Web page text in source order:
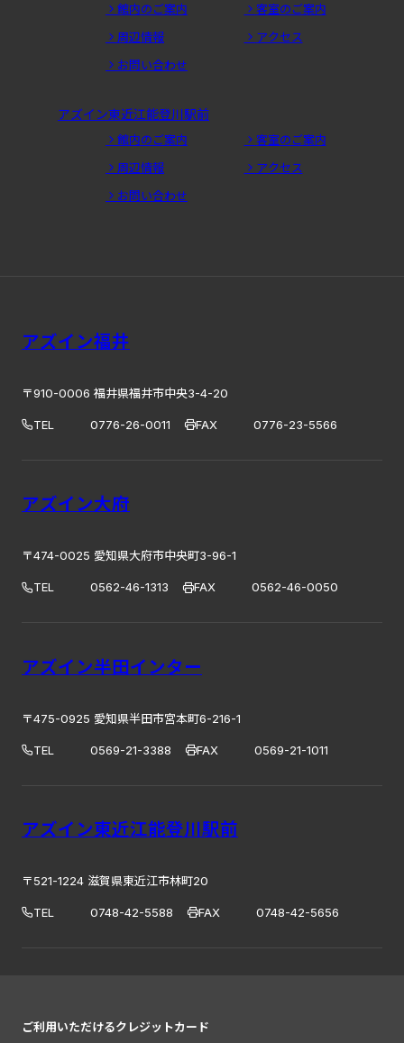
館内のご案内
客室のご案内
周辺情報
アクセス
お問い合わせ
アズイン東近江能登川駅前
館内のご案内
客室のご案内
周辺情報
アクセス
お問い合わせ
アズイン福井
〒910-0006 福井県福井市中央3-4-20
TEL 0776-26-0011 FAX 0776-23-5566
アズイン大府
〒474-0025 愛知県大府市中央町3-96-1
TEL 0562-46-1313 FAX 0562-46-0050
アズイン半田インター
〒475-0925 愛知県半田市宮本町6-216-1
TEL 0569-21-3388 FAX 0569-21-1011
アズイン東近江能登川駅前
〒521-1224 滋賀県東近江市林町20
TEL 0748-42-5588 FAX 0748-42-5656
ご利用いただけるクレジットカード